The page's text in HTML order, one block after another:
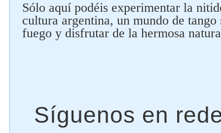
Sólo aquí podéis experimentar la
cultura argentina, un mundo de tango
fuego y disfrutar de la hermosa